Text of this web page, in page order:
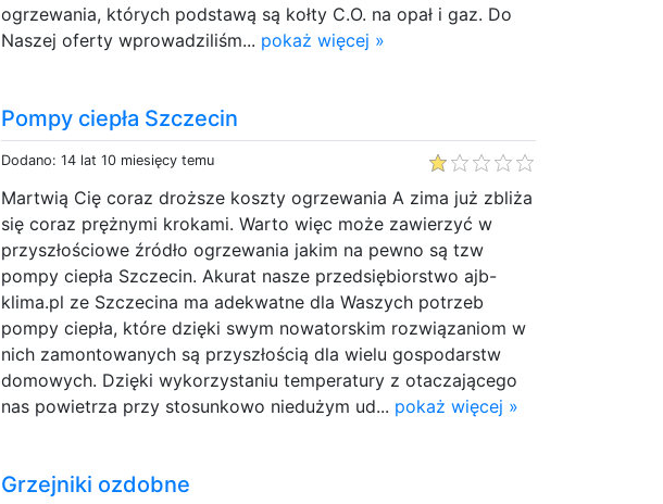
ogrzewania, których podstawą są kołty C.O. na opał i gaz. Do
Naszej oferty wprowadziliśm... pokaż więcej »
Pompy ciepła Szczecin
Dodano: 14 lat 10 miesięcy temu
Martwią Cię coraz droższe koszty ogrzewania A zima już zbliża
się coraz prężnymi krokami. Warto więc może zawierzyć w
przyszłościowe źródło ogrzewania jakim na pewno są tzw
pompy ciepła Szczecin. Akurat nasze przedsiębiorstwo ajb-
klima.pl ze Szczecina ma adekwatne dla Waszych potrzeb
pompy ciepła, które dzięki swym nowatorskim rozwiązaniom w
nich zamontowanych są przyszłością dla wielu gospodarstw
domowych. Dzięki wykorzystaniu temperatury z otaczającego
nas powietrza przy stosunkowo niedużym ud... pokaż więcej »
Grzejniki ozdobne